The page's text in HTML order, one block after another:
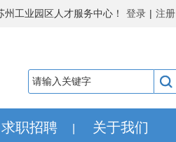
州工业园区人才服务中心！ 登录 | 注册
求职招聘 关于我们